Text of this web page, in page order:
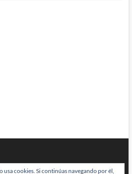
usa cookies. Si continúas navegando por él,